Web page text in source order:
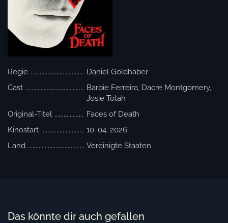
Regie
Daniel Goldhaber
Cast
Barbie Ferreira, Dacre Montgomery,
Josie Totah
Original-Titel
Faces of Death
Kinostart
10. 04. 2026
Land
Vereinigte Staaten
Das könnte dir auch gefallen